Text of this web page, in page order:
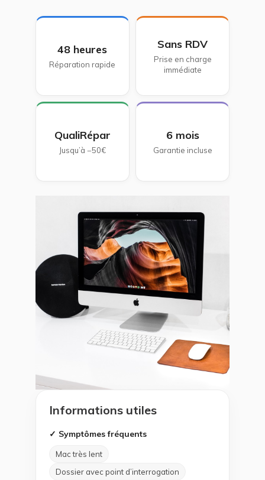
48 heures
Réparation rapide
Sans RDV
Prise en charge
immédiate
QualiRépar
Jusqu’à −50€
6 mois
Garantie incluse
Informations utiles
✓ Symptômes fréquents
Mac très lent
Dossier avec point d’interrogation